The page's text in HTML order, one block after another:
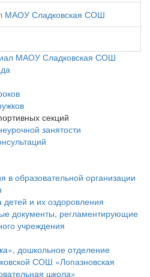
МАОУ Сладковская СОШ
МАОУ Сладковская СОШ
секций
занятости
в образовательной организации
и их оздоровления
документы, регламентирующие
учреждения
дошкольное отделение
СОШ «Лопазновская
школа»